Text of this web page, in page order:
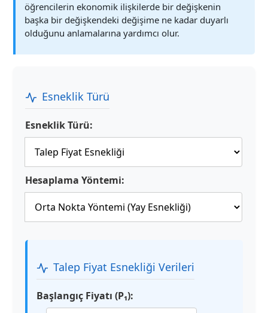
öğrencilerin ekonomik ilişkilerde bir değişkenin
başka bir değişkendeki değişime ne kadar duyarlı
olduğunu anlamalarına yardımcı olur.
Esneklik Türü
Esneklik Türü:
Hesaplama Yöntemi:
Talep Fiyat Esnekliği Verileri
Başlangıç Fiyatı (P₁):